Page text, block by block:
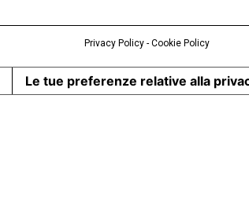
Privacy Policy - Cookie Policy
Le tue preferenze relative alla